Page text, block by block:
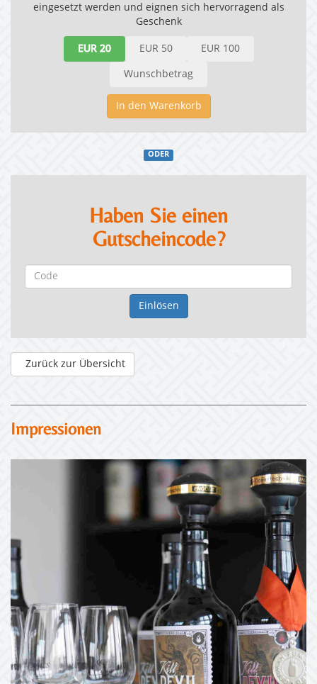
eingesetzt werden und eignen sich hervorragend als
Geschenk
EUR 20 EUR 50 EUR 100
Wunschbetrag
In den Warenkorb
ODER
Haben Sie einen
Gutscheincode?
Zurück zur Übersicht
Impressionen